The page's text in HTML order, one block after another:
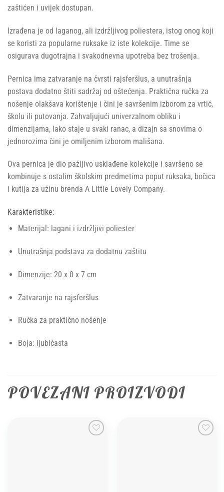
zaštićen i uvijek dostupan.
Izrađena je od laganog, ali izdržljivog poliestera, istog onog koji
se koristi za popularne ruksake iz iste kolekcije. Time se
osigurava dugotrajna i svakodnevna upotreba bez trošenja.
Pernica ima zatvaranje na čvrsti rajsferšlus, a unutrašnja
postava dodatno štiti sadržaj od oštećenja. Praktična ručka za
nošenje olakšava korištenje i čini je savršenim izborom za vrtić,
školu ili putovanja. Zahvaljujući univerzalnom obliku i
dimenzijama, lako staje u svaki ranac, a dizajn sa snovima o
jednorozima čini je omiljenim izborom mališana.
Ova pernica je dio pažljivo usklađene kolekcije i savršeno se
kombinuje s ostalim školskim predmetima poput ruksaka, bočica
i kutija za užinu brenda A Little Lovely Company.
Karakteristike:
Materijal: lagani i izdržljivi poliester
Unutrašnja podstava za dodatnu zaštitu
Dimenzije: 20 x 8 x 7 cm
Zatvaranje na rajsferšlus
Ručka za praktično nošenje
Boja: ljubičasta
POVEZANI PROIZVODI